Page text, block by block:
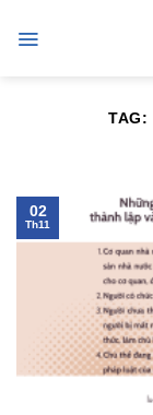
TAG:
02
Th11